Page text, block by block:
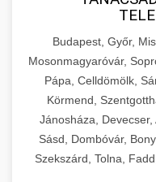
növeléséhez.
esettanulmány
🎮 19. AI
Fejlett AI-alapú
aikampany.hu
🍞 20. Ipari
tésztakeverő
konyhák
🔪 21. Ipari
Budapest, Győr,
Mosonmagyaróvár,
Pápa, Celldömölk,
Körmend,
Jánosháza, Devecser,
Sásd, Dombóvár,
Szekszárd, Tolna,